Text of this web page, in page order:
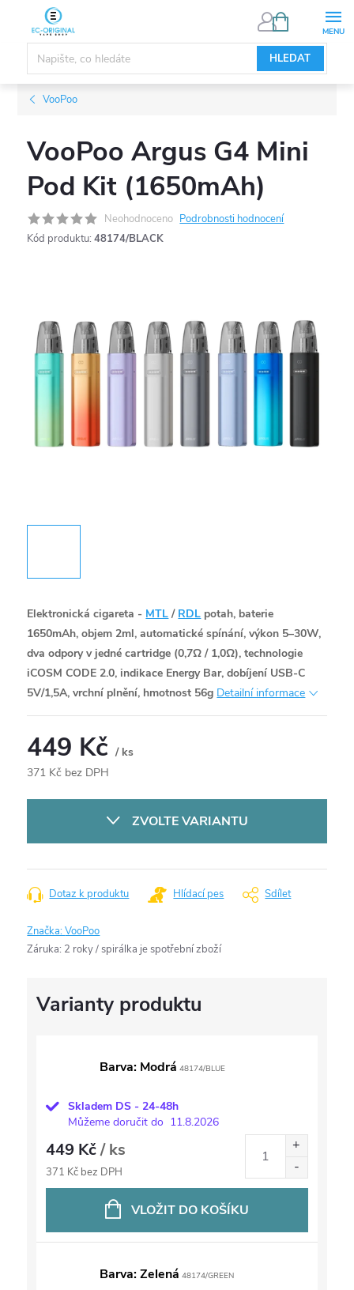
obsah
HLEDAT
NÁKUPNÍ
VooPoo
VooPoo Argus G4 Mini
Pod Kit (1650mAh)
Neohodnoceno Podrobnosti hodnocení
Kód produktu: 48174/BLACK
Elektronická cigareta - MTL / RDL potah, baterie
1650mAh, objem 2ml, automatické spínání, výkon 5–30W,
dva odpory v jedné cartridge (0,7Ω / 1,0Ω), technologie
iCOSM CODE 2.0, indikace Energy Bar, dobíjení USB-C
5V/1,5A, vrchní plnění, hmotnost 56g Detailní informace
449 Kč/ ks
371 Kč bez DPH
ZVOLTE VARIANTU
Dotaz k produktu Hlídací pes Sdílet
Značka:VooPoo
Záruka: 2 roky / spirálka je spotřební zboží
Barva: Modrá 48174/BLUE
Skladem DS - 24-48h
Můžeme doručit do 11.8.2026
449 Kč/ ks
371 Kč bez DPH
VLOŽIT DO KOŠÍKU
Barva: Zelená 48174/GREEN